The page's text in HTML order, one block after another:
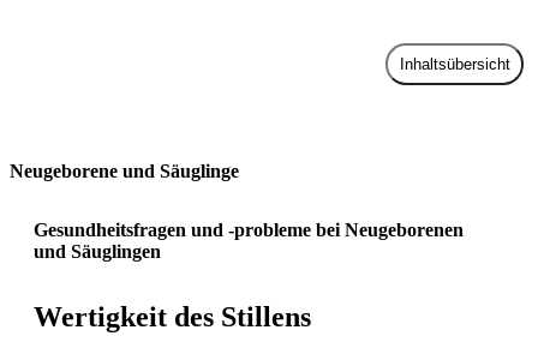
Inhaltsübersicht
Neugeborene und Säuglinge
Gesundheitsfragen und -probleme bei Neugeborenen
und Säuglingen
Wertigkeit des Stillens